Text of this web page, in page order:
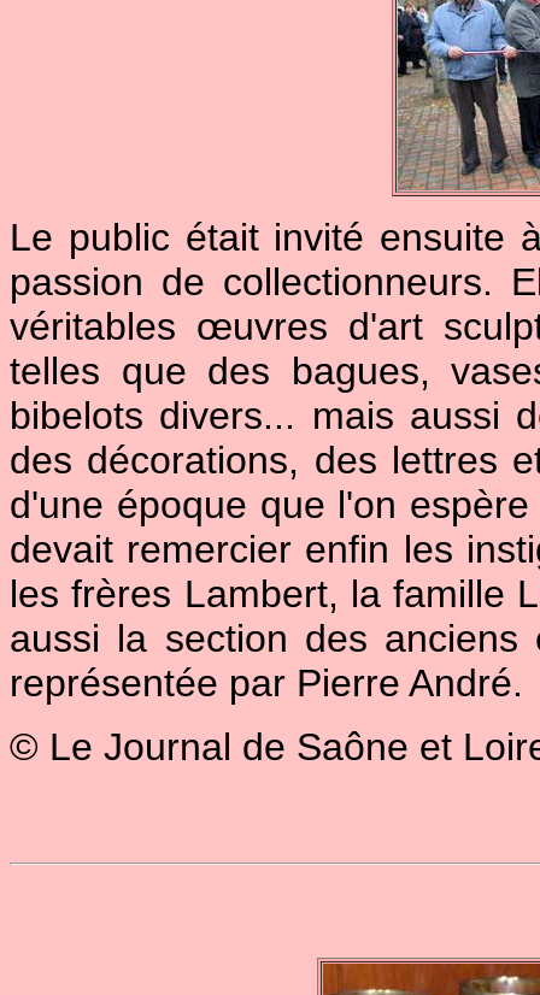
Le public était invité ensuite
passion de collectionneurs.
véritables œuvres d'art
telles que des bagues,
bibelots divers... mais aussi
des décorations, des lettres
d'une époque que l'on
devait remercier enfin les
les frères Lambert, la famille
aussi la section des anciens
représentée par Pierre André.
© Le Journal de Saône et